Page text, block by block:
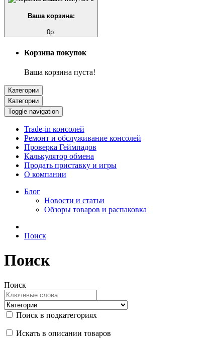
Ваша корзина:
0р.
Корзина покупок
Ваша корзина пуста!
Категории
Категории
Toggle navigation
Trade-in консолей
Ремонт и обслуживание консолей
Проверка Геймпадов
Калькулятор обмена
Продать приставку и игры
О компании
Блог
Новости и статьи
Обзоры товаров и распаковка
Поиск
Поиск
Поиск
Поиск в подкатегориях
Искать в описании товаров